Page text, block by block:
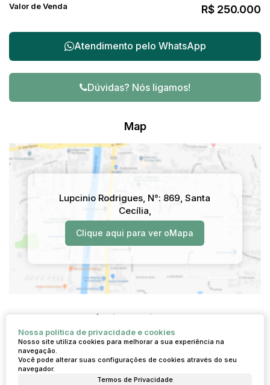
Nossa política de privacidade e cookies
Nosso site utiliza cookies para melhorar a sua experiência na
navegação.
Você pode alterar suas configurações de cookies através do seu
navegador.
Termos de Privacidade
R$ 250.000
Valor de Venda
Atendimento pelo WhatsApp
Dúvidas? Nós ligamos!
Map
Lupcinio Rodrigues N°: 869 ,Santa
Cecília
Clique aqui para ver oMapa
Imóveis relacionados
Casa